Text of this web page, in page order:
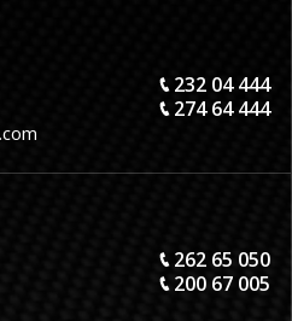
232 04 444
274 64 444
262 65 050
200 67 005